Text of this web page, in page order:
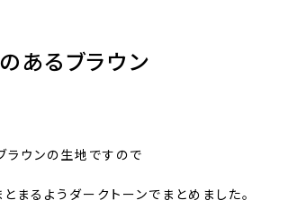
あるブラウン
ラウンの生地ですので
まるようダークトーンでまとめました。